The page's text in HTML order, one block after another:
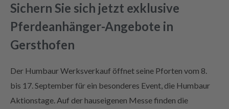
Sichern Sie sich jetzt exklusive
Pferdeanhänger-Angebote in
Gersthofen
Der Humbaur Werksverkauf öffnet seine Pforten vom 8.
bis 17. September für ein besonderes Event, die Humbaur
Aktionstage. Auf der hauseigenen Messe finden die